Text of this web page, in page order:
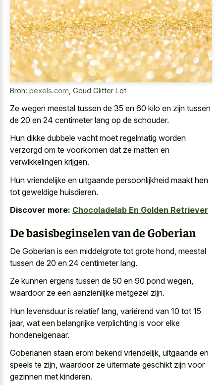
Bron: pexels.com Goud Glitter Lot
Ze wegen meestal tussen de 35 en 60 kilo en zijn tussen
de 20 en 24 centimeter lang op de schouder.
Hun dikke dubbele vacht moet regelmatig worden
verzorgd om te voorkomen dat ze matten en
verwikkelingen krijgen.
Hun vriendelijke en uitgaande persoonlijkheid maakt hen
tot geweldige huisdieren.
Discover more: Chocoladelab En Golden Retriever
De basisbeginselen van de Goberian
De Goberian is een middelgrote tot grote hond, meestal
tussen de 20 en 24 centimeter lang.
Ze kunnen ergens tussen de 50 en 90 pond wegen,
waardoor ze een aanzienlijke metgezel zijn.
Hun levensduur is relatief lang, variërend van 10 tot 15
jaar, wat een belangrijke verplichting is voor elke
hondeneigenaar.
Goberianen staan erom bekend vriendelijk, uitgaande en
speels te zijn, waardoor ze uitermate geschikt zijn voor
gezinnen met kinderen.